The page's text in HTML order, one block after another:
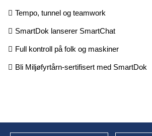
Tempo, tunnel og teamwork
SmartDok lanserer SmartChat
Full kontroll på folk og maskiner
Bli Miljøfyrtårn-sertifisert med SmartDok